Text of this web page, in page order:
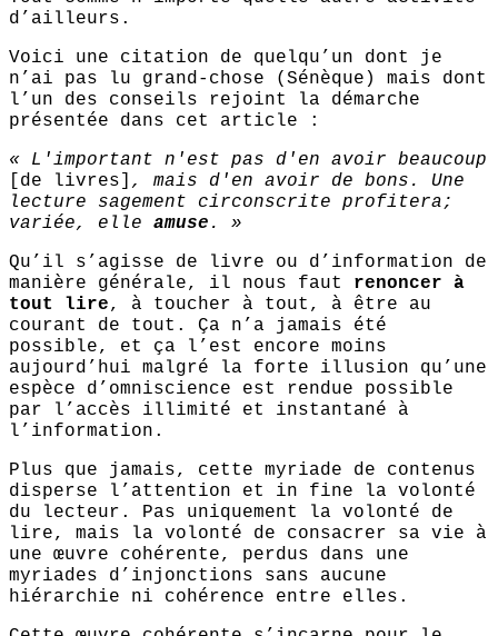
d’ailleurs.
Voici une citation de quelqu’un dont je
n’ai pas lu grand-chose (Sénèque) mais dont
l’un des conseils rejoint la démarche
présentée dans cet article :
« L'important n'est pas d'en avoir beaucoup
[de livres] , mais d'en avoir de bons. Une
lecture sagement circonscrite profitera;
variée, elle amuse . »
Qu’il s’agisse de livre ou d’information de
manière générale, il nous faut renoncer à
tout lire, à toucher à tout, à être au
courant de tout. Ça n’a jamais été
possible, et ça l’est encore moins
aujourd’hui malgré la forte illusion qu’une
espèce d’omniscience est rendue possible
par l’accès illimité et instantané à
l’information.
Plus que jamais, cette myriade de contenus
disperse l’attention et in fine la volonté
du lecteur. Pas uniquement la volonté de
lire, mais la volonté de consacrer sa vie à
une œuvre cohérente, perdus dans une
myriades d’injonctions sans aucune
hiérarchie ni cohérence entre elles.